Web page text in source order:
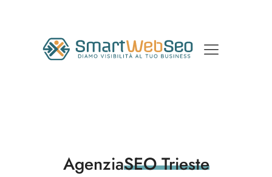
AgenziaSEO Trieste